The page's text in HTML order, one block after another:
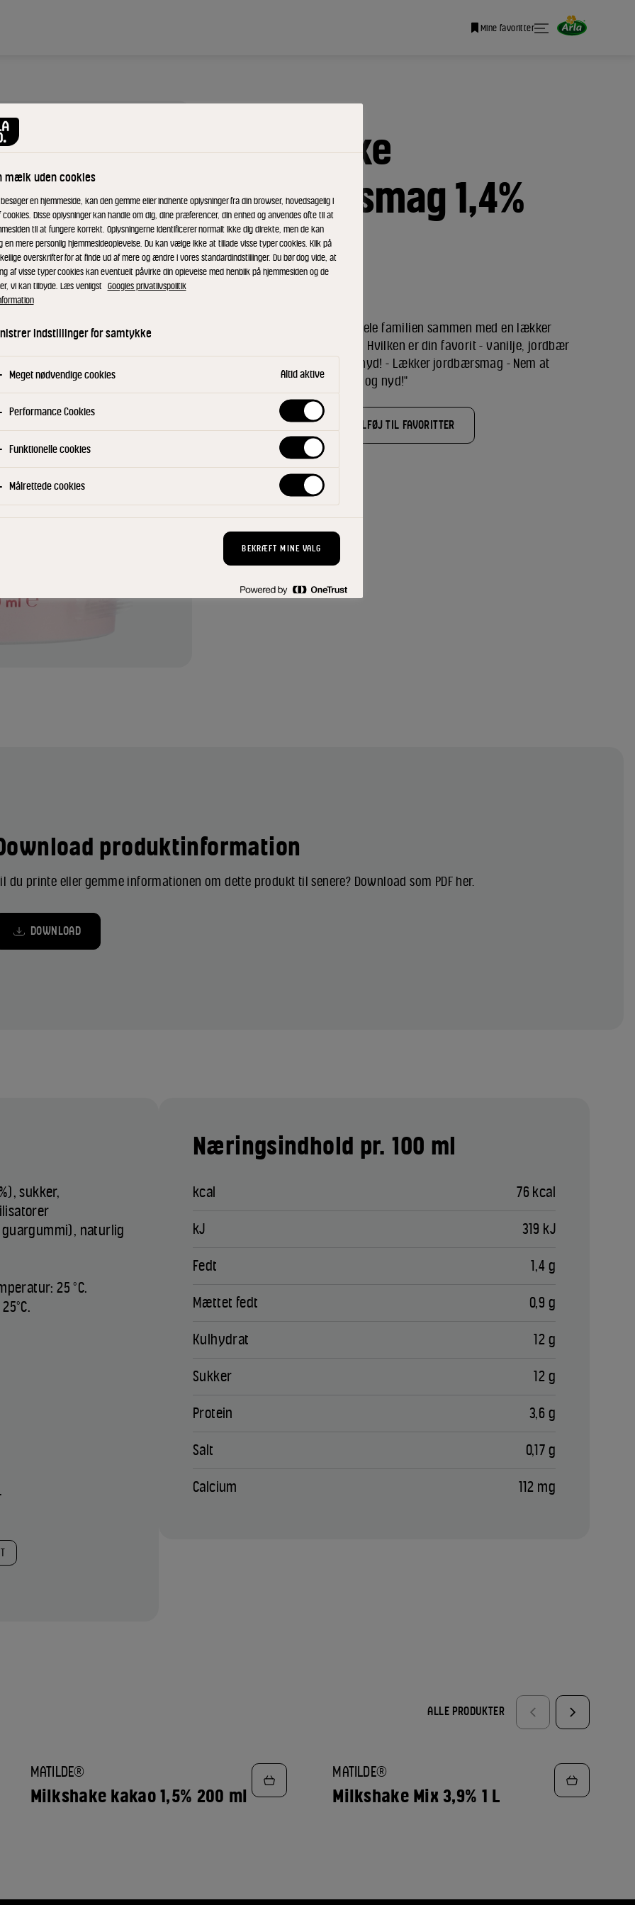
Mine favoritter
MATILDE®
Milkshake
jordbærsmag 1,4%
200 ml
Forkæl dig selv eller ryst hele familien sammen med en lækker
iskold Matilde® Milkshake. Hvilken er din favorit - vanilje, jordbær
eller kakao? Ryst, drik og nyd! - Lækker jordbærsmag - Nem at
nyde på farten - Ryst, drik og nyd!"
KØB NU TILFØJ TIL FAVORITTER
Find din konsulent
produktinformation
du printe eller gemme informationen om dette produkt til senere? Download som PDF her.
DOWNLOAD
sukker,
naturlig
25 °C.
Næringsindhold pr. 100 ml
kcal 76 kcal
kJ 319 kJ
Fedt 1,4 g
Mættet fedt 0,9 g
Kulhydrat 12 g
Sukker 12 g
Protein 3,6 g
Salt 0,17 g
Calcium 112 mg
ALLE PRODUKTER
TILFØJ
TIL
FAVORITTER
MATILDE®
Milkshake kakao 1,5% 200 ml
TILFØJ
TIL
FAVORITTER
MATILDE®
Milkshake Mix 3,9% 1 L
mælk uden cookies
en hjemmeside, kan den gemme eller indhente oplysninger fra din browser, hovedsagelig i
cookies. Disse oplysninger kan handle om dig, dine præferencer, din enhed og anvendes ofte til at
til at fungere korrekt. Oplysningerne identificerer normalt ikke dig direkte, men de kan
en mere personlig hjemmesideoplevelse. Du kan vælge ikke at tillade visse typer cookies. Klik på
overskrifter for at finde ud af mere og ændre i vores standardindstillinger. Du bør dog vide, at
af visse typer cookies kan eventuelt påvirke din oplevelse med henblik på hjemmesiden og de
vi kan tilbyde. Læs venligst Googles privatlivspolitik
indstillinger for samtykke
Meget nødvendige cookies Altid aktive
Performance Cookies
Funktionelle cookies
Målrettede cookies
BEKRÆFT MINE VALG